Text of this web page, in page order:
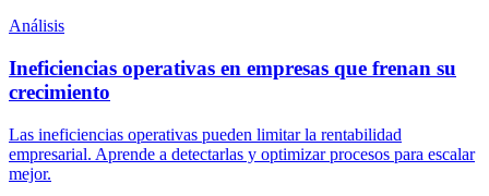
Análisis
Ineficiencias operativas en empresas que frenan su
crecimiento
Las ineficiencias operativas pueden limitar la rentabilidad
empresarial. Aprende a detectarlas y optimizar procesos para escalar
mejor.